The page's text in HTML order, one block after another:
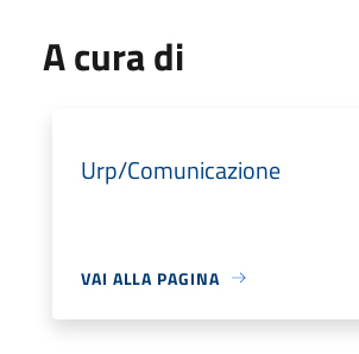
A cura di
Urp/Comunicazione
VAI ALLA PAGINA